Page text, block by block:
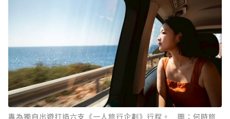
專為獨自出遊打造六支《一人旅行企劃》行程。 圖：何時旅